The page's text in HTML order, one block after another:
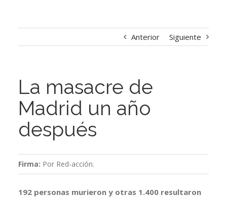
Anterior Siguiente
La masacre de
Madrid un año
después
Firma: Por Red-acción.
192 personas murieron y otras 1.400 resultaron